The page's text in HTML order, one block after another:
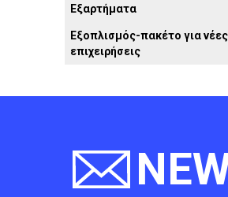
Εξαρτήματα
Εξοπλισμός-πακέτο για νέες
επιχειρήσεις